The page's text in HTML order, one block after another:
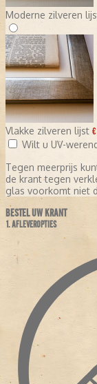
Moderne zilveren
Vlakke zilveren lijst
Wilt u UV-
Tegen meerprijs
de krant tegen
glas voorkomt niet
BESTEL UW KRANT
1. AFLEVEROPTIES